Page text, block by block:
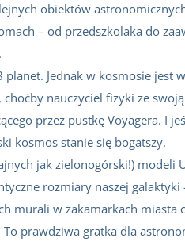
obiektów
– od przedszkolaka do
planet. Jednak w kosmosie jest
nauczyciel fizyki ze
przez pustkę Voyagera. I
kosmos stanie się bogatszy.
jak zielonogórski!) modeli
rozmiary naszej
murali w zakamarkach
prawdziwa gratka dla